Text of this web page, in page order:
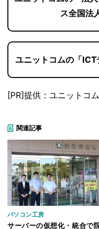
ス全国法
ユニットコムの「
[PR]提供：ユニットコム
関連記事
パソコン工房
サーバーの仮想化・統合で